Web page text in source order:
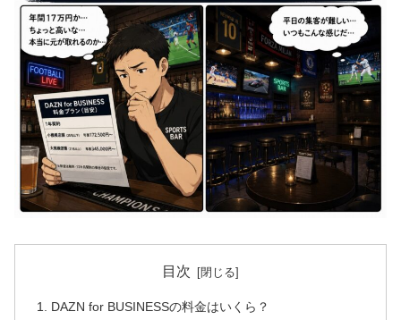
目次
DAZN for BUSINESSの料金はいくら？